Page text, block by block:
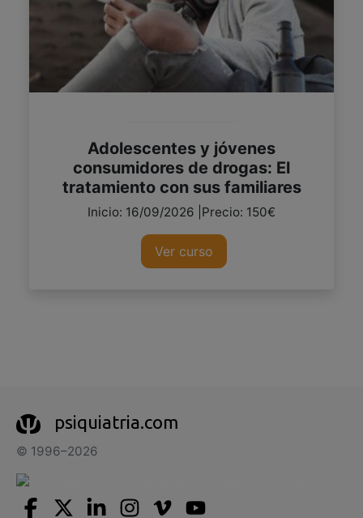
Adolescentes y jóvenes
consumidores de drogas: El
tratamiento con sus familiares
Inicio: 16/09/2026 |Precio: 150€
Ver curso
psiquiatria.com
© 1996–2026